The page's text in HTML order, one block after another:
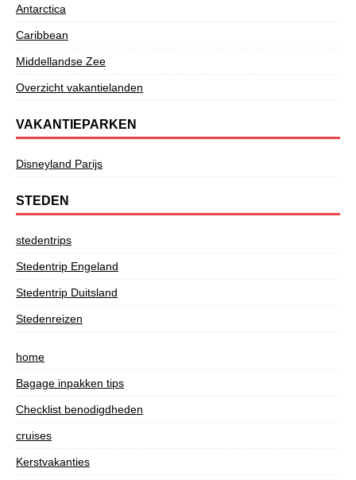
Antarctica
Caribbean
Middellandse Zee
Overzicht vakantielanden
VAKANTIEPARKEN
Disneyland Parijs
STEDEN
stedentrips
Stedentrip Engeland
Stedentrip Duitsland
Stedenreizen
home
Bagage inpakken tips
Checklist benodigdheden
cruises
Kerstvakanties